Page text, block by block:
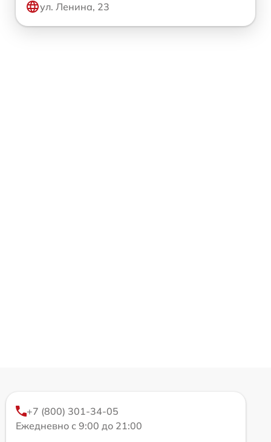
ул. Ленина, 23
+7 (800) 301-34-05
Ежедневно с 9:00 до 21:00